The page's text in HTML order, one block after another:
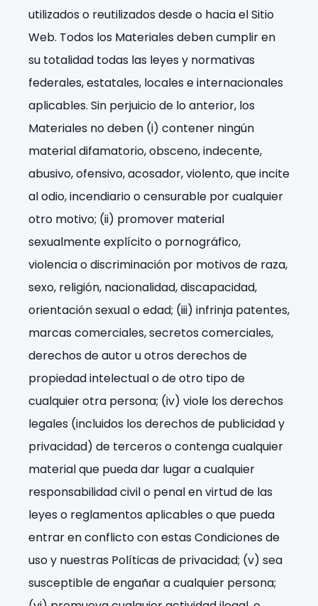
utilizados o reutilizados desde o hacia el Sitio
Web. Todos los Materiales deben cumplir en
su totalidad todas las leyes y normativas
federales, estatales, locales e internacionales
aplicables. Sin perjuicio de lo anterior, los
Materiales no deben (i) contener ningún
material difamatorio, obsceno, indecente,
abusivo, ofensivo, acosador, violento, que incite
al odio, incendiario o censurable por cualquier
otro motivo; (ii) promover material
sexualmente explícito o pornográfico,
violencia o discriminación por motivos de raza,
sexo, religión, nacionalidad, discapacidad,
orientación sexual o edad; (iii) infrinja patentes,
marcas comerciales, secretos comerciales,
derechos de autor u otros derechos de
propiedad intelectual o de otro tipo de
cualquier otra persona; (iv) viole los derechos
legales (incluidos los derechos de publicidad y
privacidad) de terceros o contenga cualquier
material que pueda dar lugar a cualquier
responsabilidad civil o penal en virtud de las
leyes o reglamentos aplicables o que pueda
entrar en conflicto con estas Condiciones de
uso y nuestras Políticas de privacidad; (v) sea
susceptible de engañar a cualquier persona;